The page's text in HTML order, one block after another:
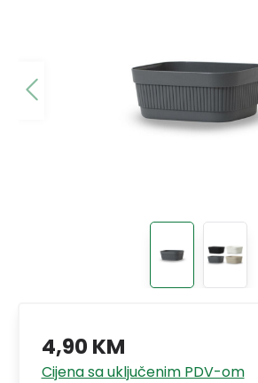
4,90 KM
Cijena sa uključenim PDV-om